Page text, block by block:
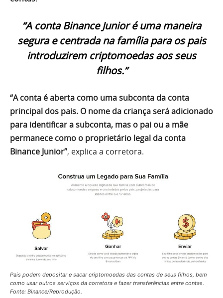
“A conta Binance Junior é uma maneira
segura e centrada na família para os pais
introduzirem criptomoedas aos seus
filhos.”
“A conta é aberta como uma subconta da conta
principal dos pais. O nome da criança será adicionado
para identificar a subconta, mas o pai ou a mãe
permanece como o proprietário legal da conta
Binance Junior”, explica a corretora.
Pais podem depositar e sacar criptomoedas das contas de seus filhos, bem
como usar outros serviços da corretora e fazer transferências entre contas.
Fonte: Binance/Reprodução.